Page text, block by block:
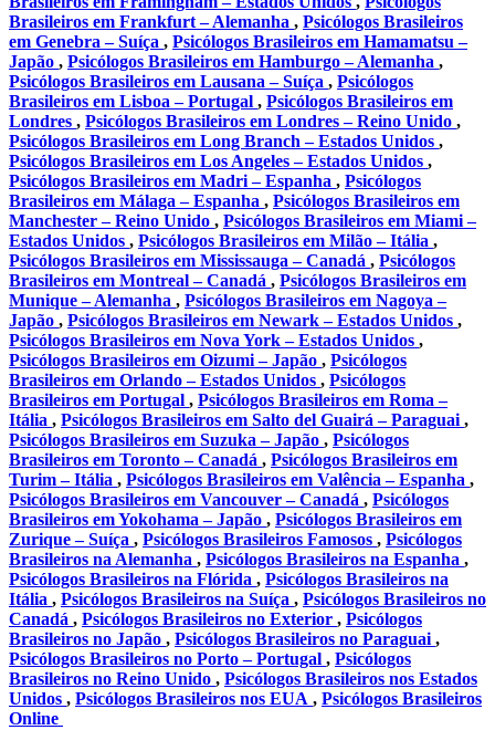
Brasileiros em Frankfurt – Alemanha , Psicólogos Brasileiros
em Genebra – Suíça , Psicólogos Brasileiros em Hamamatsu –
Japão , Psicólogos Brasileiros em Hamburgo – Alemanha ,
Psicólogos Brasileiros em Lausana – Suíça , Psicólogos
Brasileiros em Lisboa – Portugal , Psicólogos Brasileiros em
Londres , Psicólogos Brasileiros em Londres – Reino Unido ,
Psicólogos Brasileiros em Long Branch – Estados Unidos ,
Psicólogos Brasileiros em Los Angeles – Estados Unidos ,
Psicólogos Brasileiros em Madri – Espanha , Psicólogos
Brasileiros em Málaga – Espanha , Psicólogos Brasileiros em
Manchester – Reino Unido , Psicólogos Brasileiros em Miami –
Estados Unidos , Psicólogos Brasileiros em Milão – Itália ,
Psicólogos Brasileiros em Mississauga – Canadá , Psicólogos
Brasileiros em Montreal – Canadá , Psicólogos Brasileiros em
Munique – Alemanha , Psicólogos Brasileiros em Nagoya –
Japão , Psicólogos Brasileiros em Newark – Estados Unidos ,
Psicólogos Brasileiros em Nova York – Estados Unidos ,
Psicólogos Brasileiros em Oizumi – Japão , Psicólogos
Brasileiros em Orlando – Estados Unidos , Psicólogos
Brasileiros em Portugal , Psicólogos Brasileiros em Roma –
Itália , Psicólogos Brasileiros em Salto del Guairá – Paraguai ,
Psicólogos Brasileiros em Suzuka – Japão , Psicólogos
Brasileiros em Toronto – Canadá , Psicólogos Brasileiros em
Turim – Itália , Psicólogos Brasileiros em Valência – Espanha ,
Psicólogos Brasileiros em Vancouver – Canadá , Psicólogos
Brasileiros em Yokohama – Japão , Psicólogos Brasileiros em
Zurique – Suíça , Psicólogos Brasileiros Famosos , Psicólogos
Brasileiros na Alemanha , Psicólogos Brasileiros na Espanha ,
Psicólogos Brasileiros na Flórida , Psicólogos Brasileiros na
Itália , Psicólogos Brasileiros na Suíça , Psicólogos Brasileiros no
Canadá , Psicólogos Brasileiros no Exterior , Psicólogos
Brasileiros no Japão , Psicólogos Brasileiros no Paraguai ,
Psicólogos Brasileiros no Porto – Portugal , Psicólogos
Brasileiros no Reino Unido , Psicólogos Brasileiros nos Estados
Unidos , Psicólogos Brasileiros nos EUA , Psicólogos Brasileiros
Online